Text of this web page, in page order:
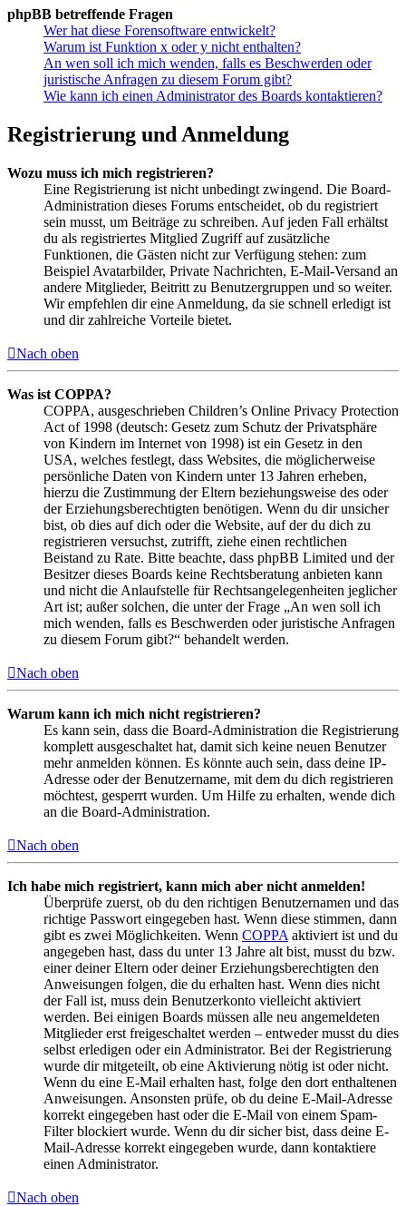
phpBB betreffende Fragen
Wer hat diese Forensoftware entwickelt?
Warum ist Funktion x oder y nicht enthalten?
An wen soll ich mich wenden, falls es Beschwerden oder
juristische Anfragen zu diesem Forum gibt?
Wie kann ich einen Administrator des Boards kontaktieren?
Registrierung und Anmeldung
Wozu muss ich mich registrieren?
Eine Registrierung ist nicht unbedingt zwingend. Die Board-
Administration dieses Forums entscheidet, ob du registriert
sein musst, um Beiträge zu schreiben. Auf jeden Fall erhältst
du als registriertes Mitglied Zugriff auf zusätzliche
Funktionen, die Gästen nicht zur Verfügung stehen: zum
Beispiel Avatarbilder, Private Nachrichten, E-Mail-Versand an
andere Mitglieder, Beitritt zu Benutzergruppen und so weiter.
Wir empfehlen dir eine Anmeldung, da sie schnell erledigt ist
und dir zahlreiche Vorteile bietet.
Nach oben
Was ist COPPA?
COPPA, ausgeschrieben Children’s Online Privacy Protection
Act of 1998 (deutsch: Gesetz zum Schutz der Privatsphäre
von Kindern im Internet von 1998) ist ein Gesetz in den
USA, welches festlegt, dass Websites, die möglicherweise
persönliche Daten von Kindern unter 13 Jahren erheben,
hierzu die Zustimmung der Eltern beziehungsweise des oder
der Erziehungsberechtigten benötigen. Wenn du dir unsicher
bist, ob dies auf dich oder die Website, auf der du dich zu
registrieren versuchst, zutrifft, ziehe einen rechtlichen
Beistand zu Rate. Bitte beachte, dass phpBB Limited und der
Besitzer dieses Boards keine Rechtsberatung anbieten kann
und nicht die Anlaufstelle für Rechtsangelegenheiten jeglicher
Art ist; außer solchen, die unter der Frage „An wen soll ich
mich wenden, falls es Beschwerden oder juristische Anfragen
zu diesem Forum gibt?“ behandelt werden.
Nach oben
Warum kann ich mich nicht registrieren?
Es kann sein, dass die Board-Administration die Registrierung
komplett ausgeschaltet hat, damit sich keine neuen Benutzer
mehr anmelden können. Es könnte auch sein, dass deine IP-
Adresse oder der Benutzername, mit dem du dich registrieren
möchtest, gesperrt wurden. Um Hilfe zu erhalten, wende dich
an die Board-Administration.
Nach oben
Ich habe mich registriert, kann mich aber nicht anmelden!
Überprüfe zuerst, ob du den richtigen Benutzernamen und das
richtige Passwort eingegeben hast. Wenn diese stimmen, dann
gibt es zwei Möglichkeiten. Wenn COPPA aktiviert ist und du
angegeben hast, dass du unter 13 Jahre alt bist, musst du bzw.
einer deiner Eltern oder deiner Erziehungsberechtigten den
Anweisungen folgen, die du erhalten hast. Wenn dies nicht
der Fall ist, muss dein Benutzerkonto vielleicht aktiviert
werden. Bei einigen Boards müssen alle neu angemeldeten
Mitglieder erst freigeschaltet werden – entweder musst du dies
selbst erledigen oder ein Administrator. Bei der Registrierung
wurde dir mitgeteilt, ob eine Aktivierung nötig ist oder nicht.
Wenn du eine E-Mail erhalten hast, folge den dort enthaltenen
Anweisungen. Ansonsten prüfe, ob du deine E-Mail-Adresse
korrekt eingegeben hast oder die E-Mail von einem Spam-
Filter blockiert wurde. Wenn du dir sicher bist, dass deine E-
Mail-Adresse korrekt eingegeben wurde, dann kontaktiere
einen Administrator.
Nach oben